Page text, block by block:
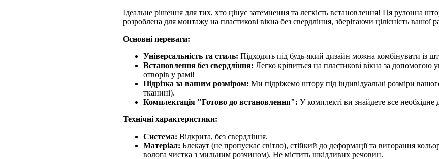
Ідеальне рішення для тих, хто цінує затемнення та легкість встановлення! Ця рулонна
розроблена для монтажу на пластикові вікна без свердління, зберігаючи цілісність вашої
Основні переваги:
Універсальність та стиль: Підходять під будь-який дизайн можна комбінувати із
Встановлення без свердління: Легко кріпиться на пластикові вікна за допомогою
отворів у рамі!
Підрізка за вашим розміром: Ми підріжемо штору під індивідуальні розміри
тканині).
Комплектація "Готово до встановлення": У комплекті ви знайдете все
Технічні характеристики:
Система: Відкрита, без свердління.
Матеріал: Блекаут (не пропускає світло), стійкий до деформації та вигорання
волога чистка з мильним розчином). Не містить шкідливих речовин.